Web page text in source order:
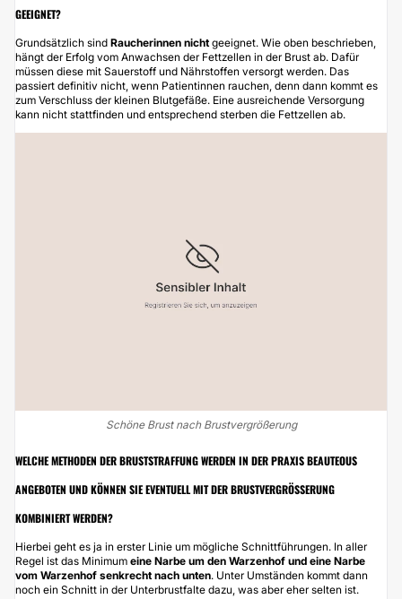
EEIGNET?
Grundsätzlich sind Raucherinnen nicht geeignet. Wie oben beschrieben,
hängt der Erfolg vom Anwachsen der Fettzellen in der Brust ab. Dafür
müssen diese mit Sauerstoff und Nährstoffen versorgt werden. Das
passiert definitiv nicht, wenn Patientinnen rauchen, denn dann kommt es
zum Verschluss der kleinen Blutgefäße. Eine ausreichende Versorgung
kann nicht stattfinden und entsprechend sterben die Fettzellen ab.
Schöne Brust nach Brustvergrößerung
WELCHE METHODEN DER BRUSTSTRAFFUNG WERDEN IN DER PRAXIS BEAUTEOUS
ANGEBOTEN UND KÖNNEN SIE EVENTUELL MIT DER BRUSTVERGRÖSSERUNG K
OMBINIERT WERDEN?
Hierbei geht es ja in erster Linie um mögliche Schnittführungen. In aller
Regel ist das Minimum eine Narbe um den Warzenhof und eine Narbe
vom Warzenhof senkrecht nach unten. Unter Umständen kommt dann
noch ein Schnitt in der Unterbrustfalte dazu, was aber eher selten ist.